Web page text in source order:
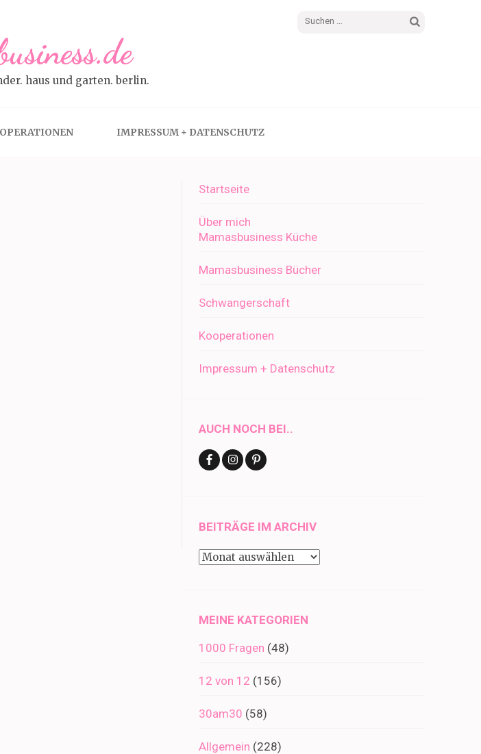
Suchen
haus und garten. berlin.
IMPRESSUM + DATENSCHUTZ
Startseite
Über mich
Mamasbusiness Küche
Mamasbusiness Bücher
Schwangerschaft
Kooperationen
Impressum + Datenschutz
AUCH NOCH BEI..
BEITRÄGE IM ARCHIV
Beiträge
MEINE KATEGORIEN
1000 Fragen (48)
12 von 12 (156)
30am30 (58)
Allgemein (228)